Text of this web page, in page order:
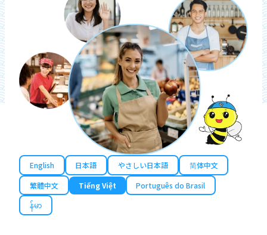
English 日本語 やさしい日本語
简体中文
繁體中文
Tiếng Việt
Português do Brasil
န်မာ